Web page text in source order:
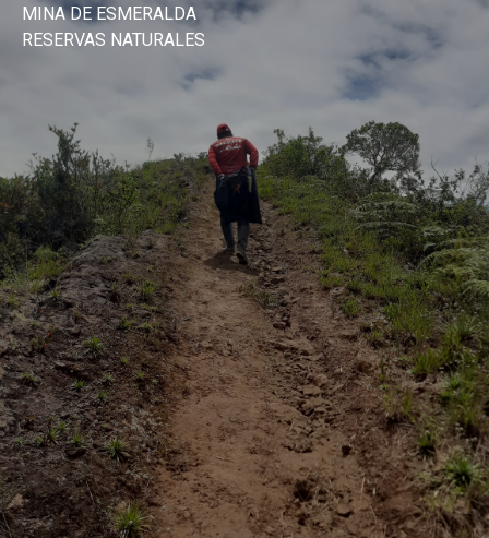
MINA DE ESMERALDA
RESERVAS NATURALES